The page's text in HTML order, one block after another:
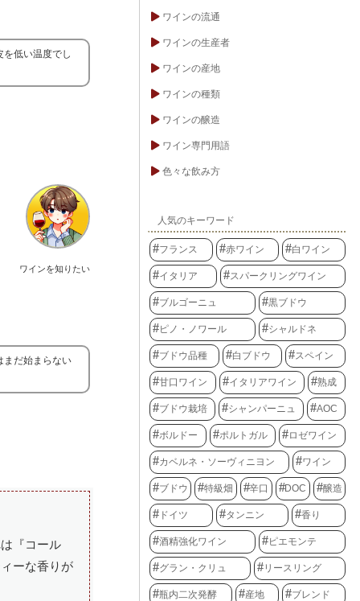
低い温度でし
ワインを知りたい
まだ始まらない
『コール
ーな香りが
ワインの流通
ワインの生産者
ワインの産地
ワインの種類
ワインの醸造
ワイン専門用語
色々な飲み方
人気のキーワード
フランス 赤ワイン 白ワイン
イタリア スパークリングワイン
ブルゴーニュ 黒ブドウ
ピノ・ノワール シャルドネ
ブドウ品種 白ブドウ スペイン
甘口ワイン イタリアワイン 熟成
ブドウ栽培 シャンパーニュ AOC
ボルドー ポルトガル ロゼワイン
カベルネ・ソーヴィニヨン ワイン
ブドウ 特級畑 辛口 DOC 醸造
ドイツ タンニン 香り
酒精強化ワイン ピエモンテ
グラン・クリュ リースリング
瓶内二次発酵 産地 ブレンド